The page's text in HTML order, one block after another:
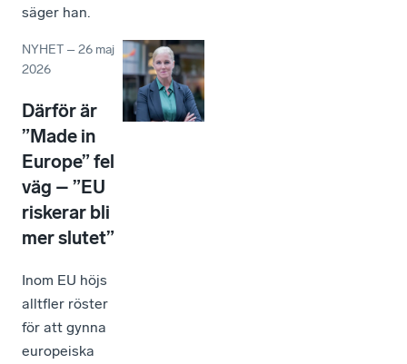
säger han.
NYHET –26 maj
2026
Därför är
”Made in
Europe” fel
väg – ”EU
riskerar bli
mer slutet”
Inom EU höjs
alltfler röster
för att gynna
europeiska